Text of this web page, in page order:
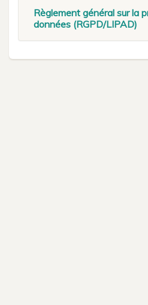
Règlement général sur la
données (RGPD/LIPAD)